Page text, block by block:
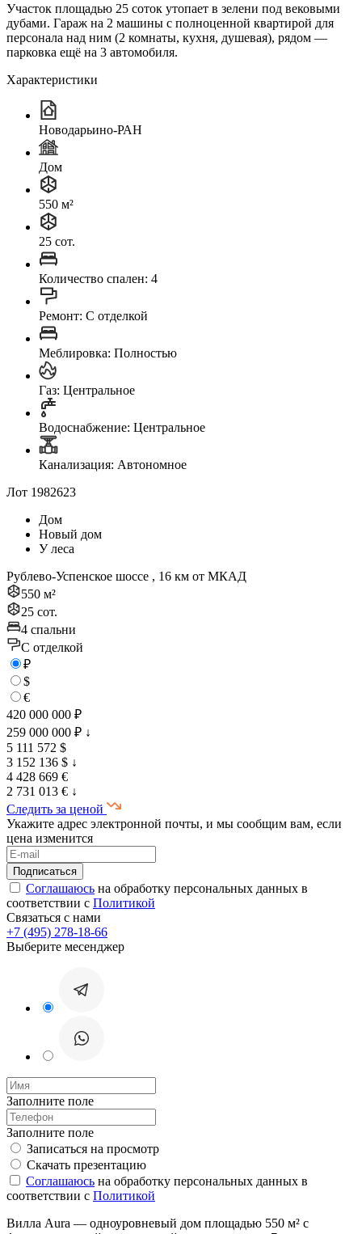
Участок площадью 25 соток утопает в зелени под вековыми
дубами. Гараж на 2 машины с полноценной квартирой для
персонала над ним (2 комнаты, кухня, душевая), рядом —
парковка ещё на 3 автомобиля.
Характеристики
Новодарьино-РАН
Дом
550 м²
25 сот.
Количество спален: 4
Ремонт: C отделкой
Меблировка: Полностью
Газ: Центральное
Водоснабжение: Центральное
Канализация: Автономное
Лот 1982623
Дом
Новый дом
У леса
Рублево-Успенское шоссе , 16 км от МКАД
550 м²
25 сот.
4 спальни
C отделкой
₽
$
€
420 000 000 ₽
259 000 000 ₽ ↓
5 111 572 $
3 152 136 $ ↓
4 428 669 €
2 731 013 € ↓
Следить за ценой
Укажите адрес электронной почты, и мы сообщим вам, если
цена изменится
Соглашаюсь на обработку персональных данных в
соответствии с Политикой
Связаться с нами
+7 (495) 278-18-66
Выберите месенджер
Заполните поле
Заполните поле
Записаться на просмотр
Скачать презентацию
Соглашаюсь на обработку персональных данных в
соответствии с Политикой
Вилла Aura — одноуровневый дом площадью 550 м² с